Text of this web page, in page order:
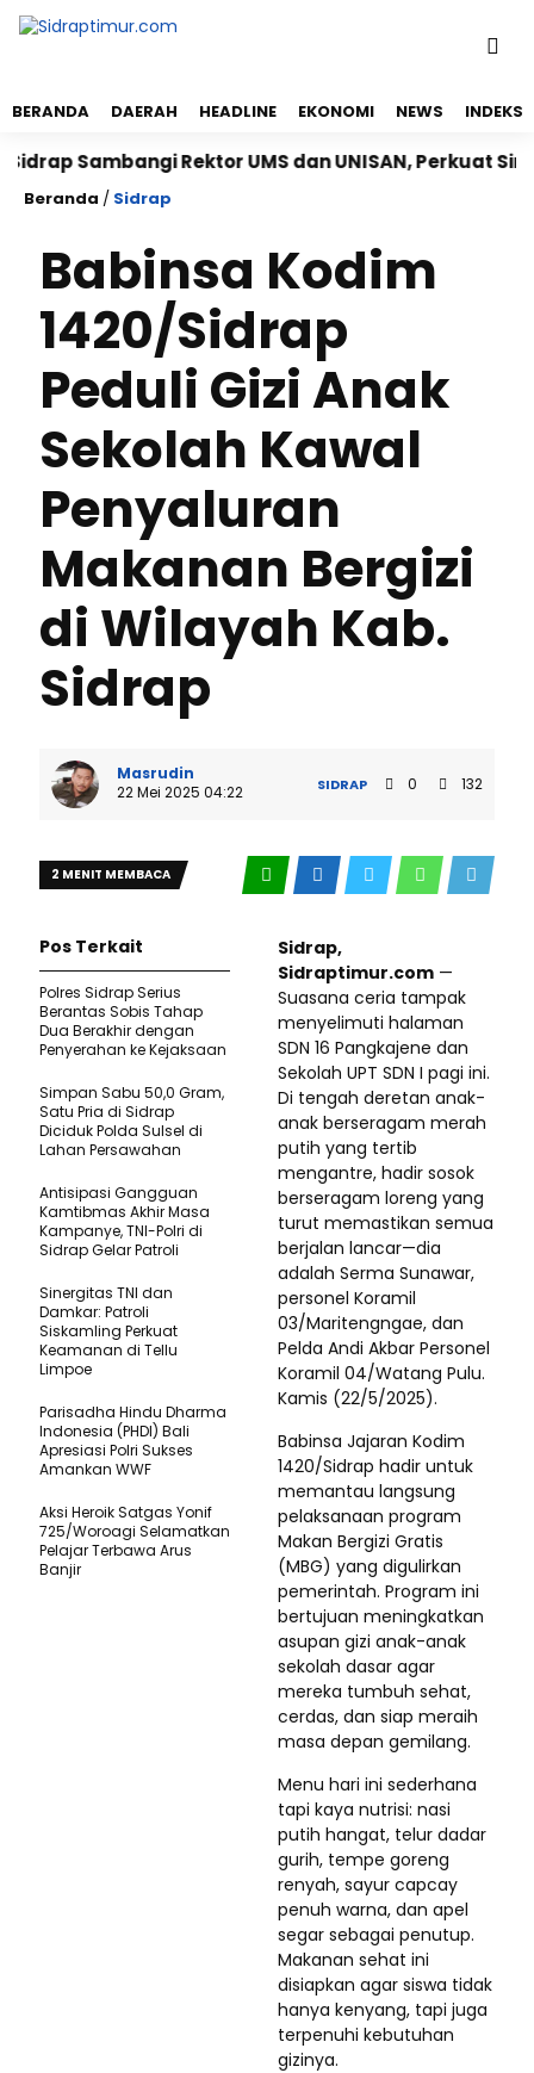
BERANDA DAERAH HEADLINE EKONOMI NEWS INDEKS
Rektor UMS dan UNISAN, Perkuat Sinergi
Beranda / Sidrap
Babinsa Kodim
1420/Sidrap
Peduli Gizi Anak
Sekolah Kawal
Penyaluran
Makanan Bergizi
di Wilayah Kab.
Sidrap
Masrudin
22 Mei 2025 04:22
SIDRAP 0 132
2 MENIT MEMBACA
Sidrap,
Sidraptimur.com —
Suasana ceria tampak
menyelimuti halaman
SDN 16 Pangkajene dan
Sekolah UPT SDN I pagi ini.
Di tengah deretan anak-
anak berseragam merah
putih yang tertib
mengantre, hadir sosok
berseragam loreng yang
turut memastikan semua
berjalan lancar—dia
adalah Serma Sunawar,
personel Koramil
03/Maritengngae, dan
Pelda Andi Akbar Personel
Koramil 04/Watang Pulu.
Kamis (22/5/2025).
Babinsa Jajaran Kodim
1420/Sidrap hadir untuk
memantau langsung
pelaksanaan program
Makan Bergizi Gratis
(MBG) yang digulirkan
pemerintah. Program ini
bertujuan meningkatkan
asupan gizi anak-anak
sekolah dasar agar
mereka tumbuh sehat,
cerdas, dan siap meraih
masa depan gemilang.
Menu hari ini sederhana
tapi kaya nutrisi: nasi
putih hangat, telur dadar
gurih, tempe goreng
renyah, sayur capcay
penuh warna, dan apel
segar sebagai penutup.
Makanan sehat ini
disiapkan agar siswa tidak
hanya kenyang, tapi juga
terpenuhi kebutuhan
gizinya.
Pos Terkait
Polres Sidrap Serius
Berantas Sobis Tahap
Dua Berakhir dengan
Penyerahan ke Kejaksaan
Simpan Sabu 50,0 Gram,
Satu Pria di Sidrap
Diciduk Polda Sulsel di
Lahan Persawahan
Antisipasi Gangguan
Kamtibmas Akhir Masa
Kampanye, TNI-Polri di
Sidrap Gelar Patroli
Sinergitas TNI dan
Damkar: Patroli
Siskamling Perkuat
Keamanan di Tellu
Limpoe
Parisadha Hindu Dharma
Indonesia (PHDI) Bali
Apresiasi Polri Sukses
Amankan WWF
Aksi Heroik Satgas Yonif
725/Woroagi Selamatkan
Pelajar Terbawa Arus
Banjir